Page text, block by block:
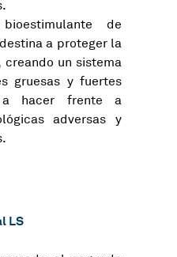
de
a proteger la
un sistema
gruesas y fuertes
hacer frente a
adversas y
LS